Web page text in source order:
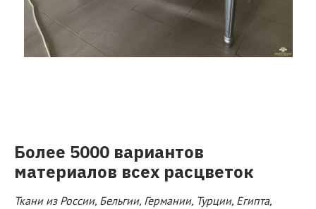
Более 5000 вариантов
материалов всех расцветок
Ткани из России, Бельгии, Германии, Турции, Египта,